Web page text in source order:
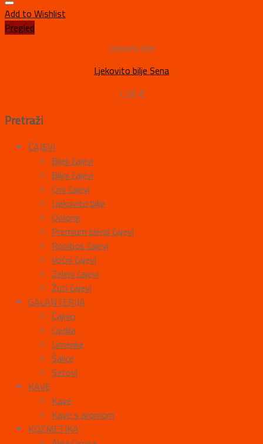
Add to Wishlist
Pregled
Ljekovito bilje
Ljekovito bilje Sena
1,50 €
Pretraži
ČAJEVI
Bijeli čajevi
Biljni čajevi
Crni čajevi
Ljekovito bilje
Oolong
Premium blend čajevi
Rooibos čajevi
Voćni čajevi
Zeleni čajevi
Žuti čajevi
GALANTERIJA
Čajnici
Cjedila
Limenke
Šalice
Setovi
KAVE
Kave
Kave s aromom
KOZMETIKA